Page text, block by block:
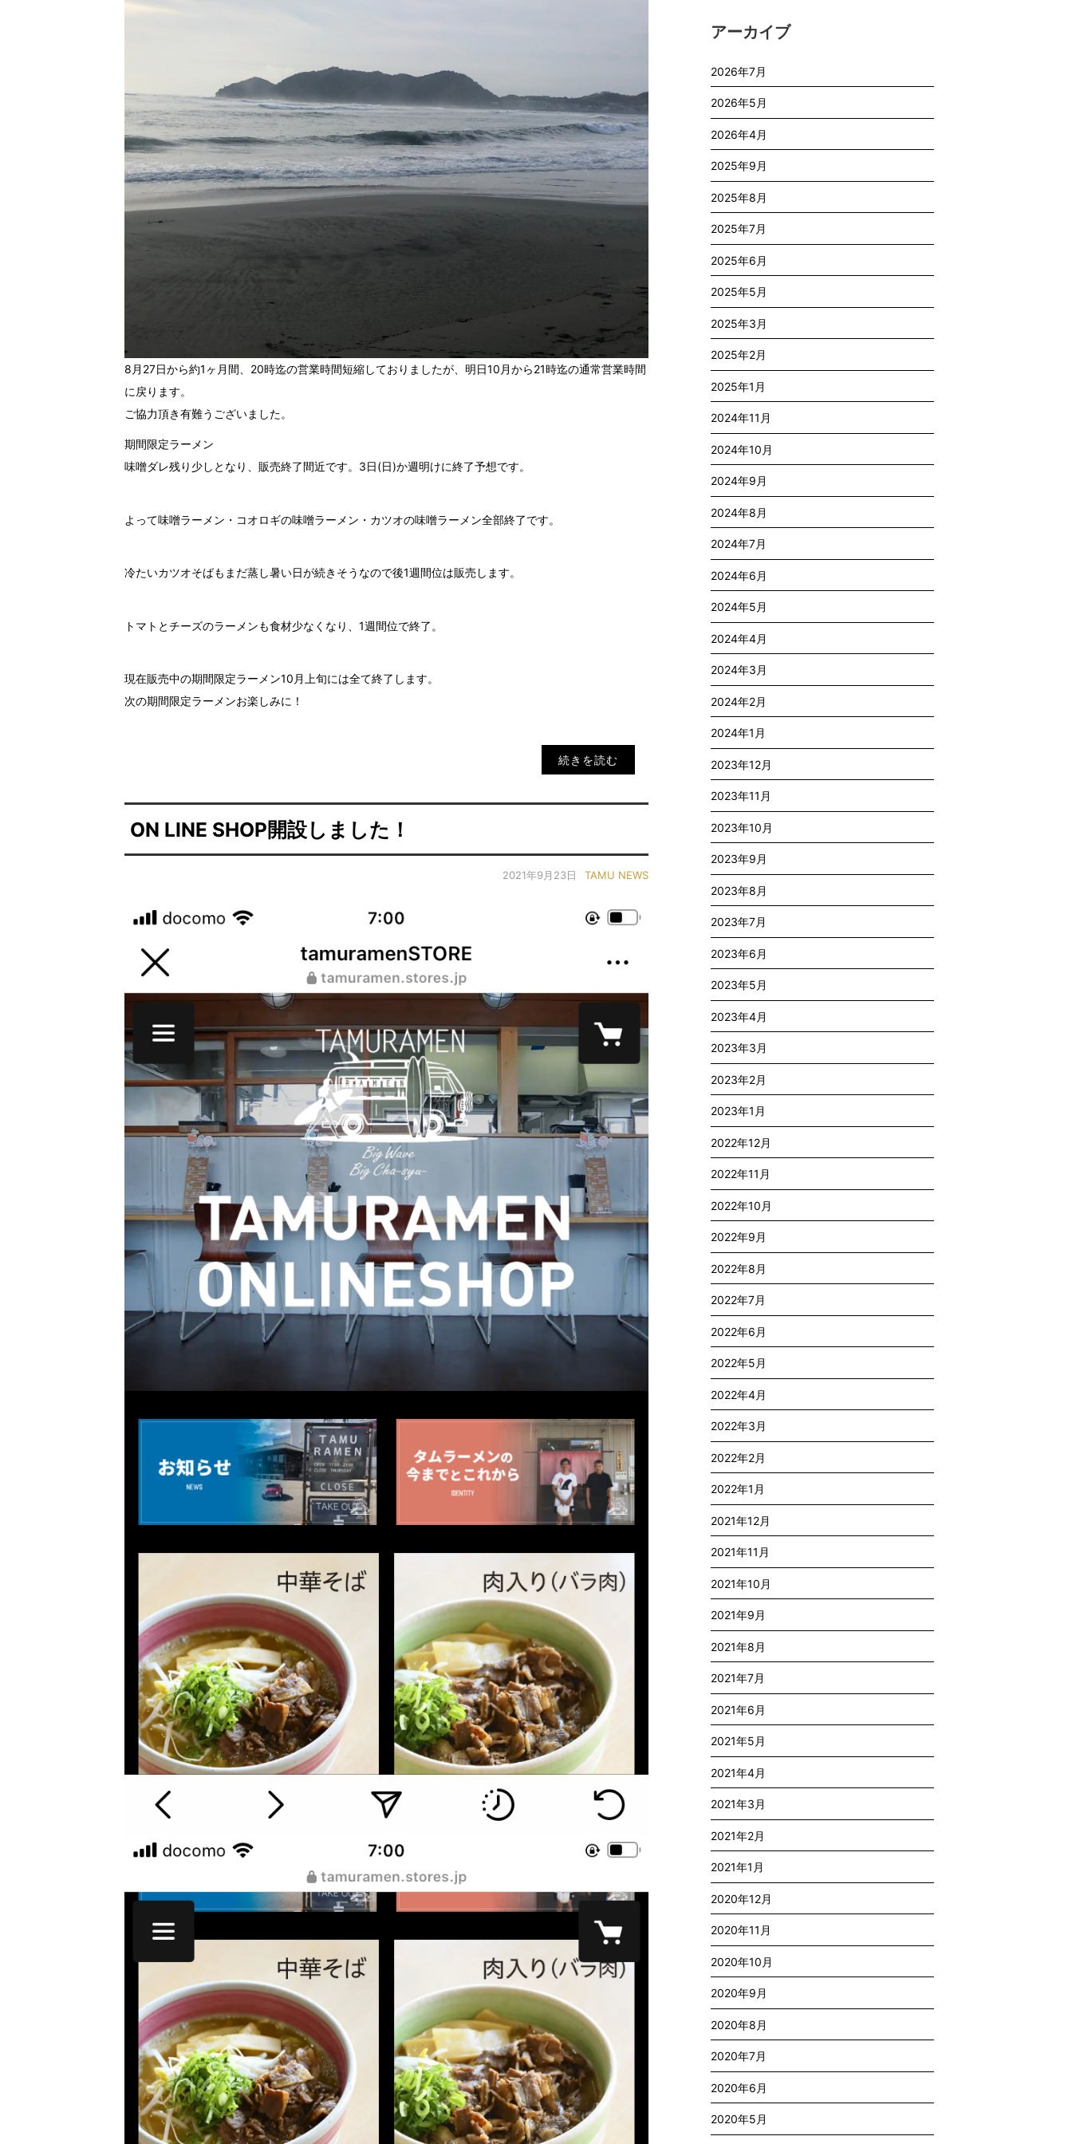
8月27日から約1ヶ月間、20時迄の営業時間短縮しておりましたが、明日10月から21時迄の通常営業時間
に戻ります。
ご協力頂き有難うございました。
期間限定ラーメン
味噌ダレ残り少しとなり、販売終了間近です。3日(日)か週明けに終了予想です。
よって味噌ラーメン・コオロギの味噌ラーメン・カツオの味噌ラーメン全部終了です。
冷たいカツオそばもまだ蒸し暑い日が続きそうなので後1週間位は販売します。
トマトとチーズのラーメンも食材少なくなり、1週間位で終了。
現在販売中の期間限定ラーメン10月上旬には全て終了します。
次の期間限定ラーメンお楽しみに！
続きを読む
ON LINE SHOP開設しました！
2021年9月23日 TAMU NEWS
アーカイブ
2026年7月
2026年5月
2026年4月
2025年9月
2025年8月
2025年7月
2025年6月
2025年5月
2025年3月
2025年2月
2025年1月
2024年11月
2024年10月
2024年9月
2024年8月
2024年7月
2024年6月
2024年5月
2024年4月
2024年3月
2024年2月
2024年1月
2023年12月
2023年11月
2023年10月
2023年9月
2023年8月
2023年7月
2023年6月
2023年5月
2023年4月
2023年3月
2023年2月
2023年1月
2022年12月
2022年11月
2022年10月
2022年9月
2022年8月
2022年7月
2022年6月
2022年5月
2022年4月
2022年3月
2022年2月
2022年1月
2021年12月
2021年11月
2021年10月
2021年9月
2021年8月
2021年7月
2021年6月
2021年5月
2021年4月
2021年3月
2021年2月
2021年1月
2020年12月
2020年11月
2020年10月
2020年9月
2020年8月
2020年7月
2020年6月
2020年5月